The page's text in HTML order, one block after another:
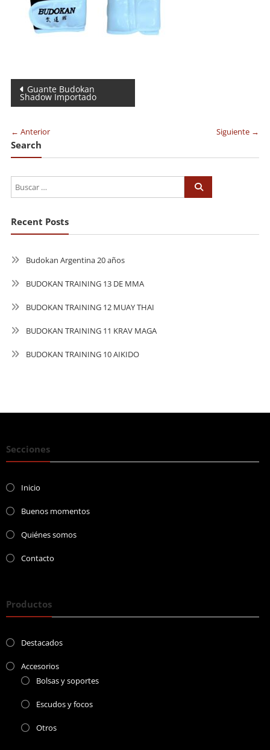
Navegación
de
entradas
Guante Budokan
Shadow Importado
← Anterior Siguiente →
Search
Recent Posts
Budokan Argentina 20 años
BUDOKAN TRAINING 13 DE MMA
BUDOKAN TRAINING 12 MUAY THAI
BUDOKAN TRAINING 11 KRAV MAGA
BUDOKAN TRAINING 10 AIKIDO
Secciones
Inicio
Buenos momentos
Quiénes somos
Contacto
Productos
Destacados
Accesorios
Bolsas y soportes
Escudos y focos
Otros